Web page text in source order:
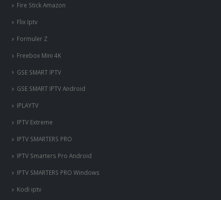
Fire Stick Amazon
Flix Iptv
Formuler Z
Freebox Mini 4K
‎GSE SMART IPTV
GSE SMART IPTV Android
IPLAYTV
IPTV Extreme
IPTV SMARTERS PRO
IPTV Smarters Pro Android
IPTV SMARTERS PRO Windows
Kodi iptv